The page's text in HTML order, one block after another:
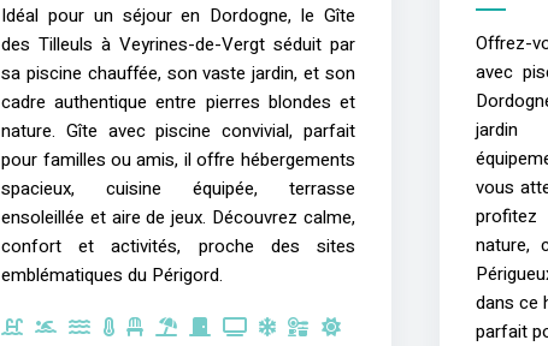
Idéal pour un séjour en Dordogne, le Gîte
des Tilleuls à Veyrines-de-Vergt séduit par
sa piscine chauffée, son vaste jardin, et son
cadre authentique entre pierres blondes et
nature. Gîte avec piscine convivial, parfait
pour familles ou amis, il offre hébergements
spacieux, cuisine équipée, terrasse
ensoleillée et aire de jeux. Découvrez calme,
confort et activités, proche des sites
emblématiques du Périgord.
Offrez-
avec
jardin
vous
nature,
dans ce
parfait